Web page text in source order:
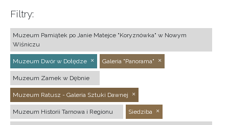
Filtry:
Muzeum Pamiątek po Janie Matejce "Koryznówka" w Nowym
Wiśniczu
Muzeum Dwór w Dołędze Galeria "Panorama"
Muzeum Zamek w Dębnie
Muzeum Ratusz - Galeria Sztuki Dawnej
Muzeum Historii Tarnowa i Regionu Siedziba